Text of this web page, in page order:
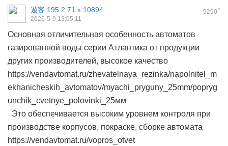
5250#
遊客 195.2.71.x:10894
2026-5-9 13:05:11
Основная отличительная особенность автоматов
газированной воды серии Атлантика от продукции
других производителей, высокое качество
https://vendavtomat.ru/zhevatelnaya_rezinka/napolnitel_m
ekhanicheskih_avtomatov/myachi_pryguny_25mm/popryg
unchik_cvetnye_polovinki_25мм
Это обеспечивается высоким уровнем контроля при
производстве корпусов, покраске, сборке автомата
https://vendavtomat.ru/vopros_otvet